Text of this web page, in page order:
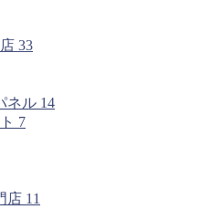
33
ネル 14
7
店 11